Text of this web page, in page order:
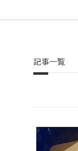
記事一覧